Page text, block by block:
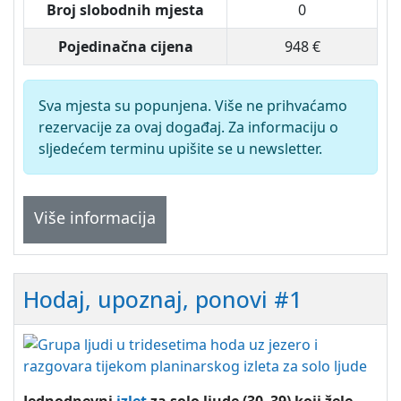
Broj slobodnih mjesta
0
Pojedinačna cijena
948 €
Sva mjesta su popunjena. Više ne prihvaćamo
rezervacije za ovaj događaj. Za informaciju o
sljedećem terminu upišite se u newsletter.
Više informacija
Hodaj, upoznaj, ponovi #1